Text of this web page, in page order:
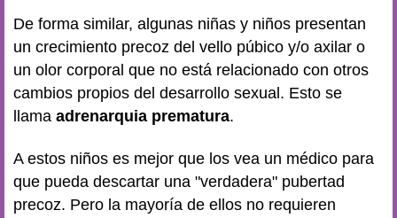
De forma similar, algunas niñas y niños presentan
un crecimiento precoz del vello púbico y/o axilar o
un olor corporal que no está relacionado con otros
cambios propios del desarrollo sexual. Esto se
llama adrenarquia prematura.
A estos niños es mejor que los vea un médico para
que pueda descartar una "verdadera" pubertad
precoz. Pero la mayoría de ellos no requieren